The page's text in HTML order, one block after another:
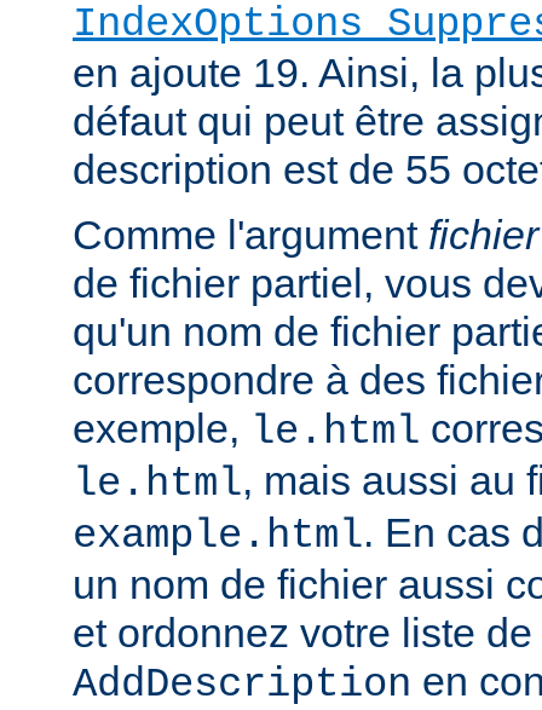
IndexOptions
en ajoute 19. Ainsi, la
défaut qui peut être
description est de 55
Comme l'argument fichier
de fichier partiel, vous
qu'un nom de fichier
correspondre à des
exemple, le.html
le.html, mais aussi au
example.html. En cas
un nom de fichier aussi
et ordonnez votre liste
AddDescription en